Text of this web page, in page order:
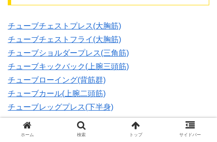
チューブチェストプレス(大胸筋)
チューブチェストフライ(大胸筋)
チューブショルダープレス(三角筋)
チューブキックバック(上腕三頭筋)
チューブローイング(背筋群)
チューブカール(上腕二頭筋)
チューブレッグプレス(下半身)
ダンベルトレーニング
ホーム 検索 トップ サイドバー